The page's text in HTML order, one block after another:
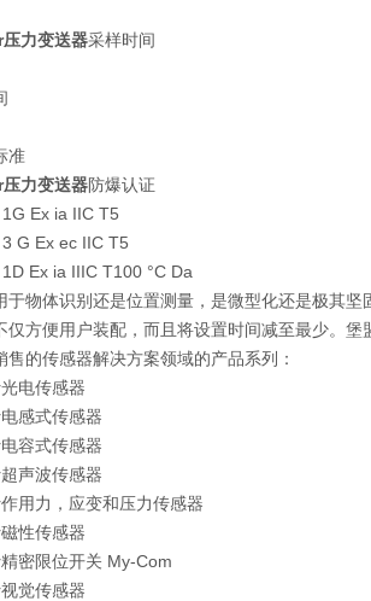
力变送器采样时间
准
力变送器防爆认证
Ex ia IIC T5
G Ex ec IIC T5
Ex ia IIIC T100 °C Da
于物体识别还是位置测量，是微型化还是极其
仅方便用户装配，而且将设置时间减至最少。
售的传感器解决方案领域的产品系列：
电传感器
感式传感器
容式传感器
声波传感器
用力，应变和压力传感器
性传感器
密限位开关 My-Com
觉传感器